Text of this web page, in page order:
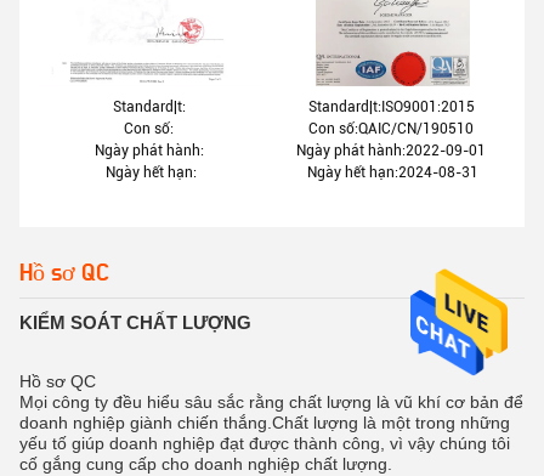
Standard|t:
Con số:
Ngày phát hành:
Ngày hết hạn:
Standard|t:ISO9001:2015
Con số:QAIC/CN/190510
Ngày phát hành:2022-09-01
Ngày hết hạn:2024-08-31
Hồ sơ QC
KIỂM SOÁT CHẤT LƯỢNG
Hồ sơ QC
Mọi công ty đều hiểu sâu sắc rằng chất lượng là vũ khí cơ bản để
doanh nghiệp giành chiến thắng.Chất lượng là một trong những
yếu tố giúp doanh nghiệp đạt được thành công, vì vậy chúng tôi
cố gắng cung cấp cho doanh nghiệp chất lượng.